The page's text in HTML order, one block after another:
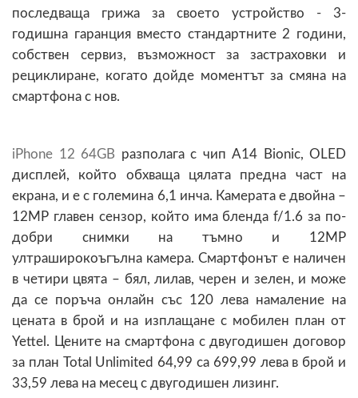
последваща грижа за своето устройство - 3-
годишна гаранция вместо стандартните 2 години,
собствен сервиз, възможност за застраховки и
рециклиране, когато дойде моментът за смяна на
смартфона с нов.
iPhone 12 64GB разполага с чип A14 Bionic, OLED
дисплей, който обхваща цялата предна част на
екрана, и е с големина 6,1 инча. Камерата е двойна –
12МР главен сензор, който има бленда f/1.6 за по-
добри снимки на тъмно и 12MP
ултраширокоъгълна камера. Смартфонът е наличен
в четири цвята – бял, лилав, черен и зелен, и може
да се поръча онлайн със 120 лева намаление на
цената в брой и на изплащане с мобилен план от
Yettel. Цените на смартфона с двугодишен договор
за план Total Unlimited 64,99 са 699,99 лева в брой и
33,59 лева на месец с двугодишен лизинг.